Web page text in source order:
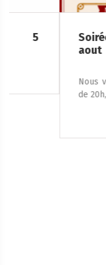
Soirée
Nous vous
de 20h, place de